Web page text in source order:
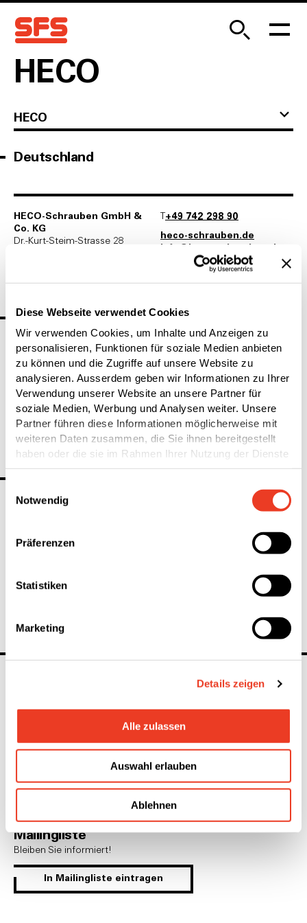
Diese Webseite verwendet Cookies
Wir verwenden Cookies, um Inhalte und Anzeigen zu
personalisieren, Funktionen für soziale Medien anbieten
zu können und die Zugriffe auf unsere Website zu
analysieren. Ausserdem geben wir Informationen zu Ihrer
Verwendung unserer Website an unsere Partner für
soziale Medien, Werbung und Analysen weiter. Unsere
Partner führen diese Informationen möglicherweise mit
weiteren Daten zusammen, die Sie ihnen bereitgestellt
haben oder die sie im Rahmen Ihrer Nutzung der Dienste
gesammelt haben.
Notwendig
Präferenzen
Statistiken
Marketing
Details zeigen
Alle zulassen
Auswahl erlauben
Ablehnen
HECO
HECO
Deutschland
HECO-Schrauben GmbH &
Co. KG
Dr.-Kurt-Steim-Strasse 28
+49 742 298 90
heco-schrauben.de
Frankreich
HECO France SARL
2025, route des Garrigues
46300 Saint-Projet
T +33 565 419 192
heco-schrauben.fr
c‌o‌n‌t‌a‌c‌t‌-f‌r‌a‌n‌c‌e‌@h‌e‌c‌o‌.f‌r‌
HECO-Schrauben SRL
instagram
Allgemeine Anfragen
Kontakt
Mailingliste
Bleiben Sie informiert!
In Mailingliste eintragen